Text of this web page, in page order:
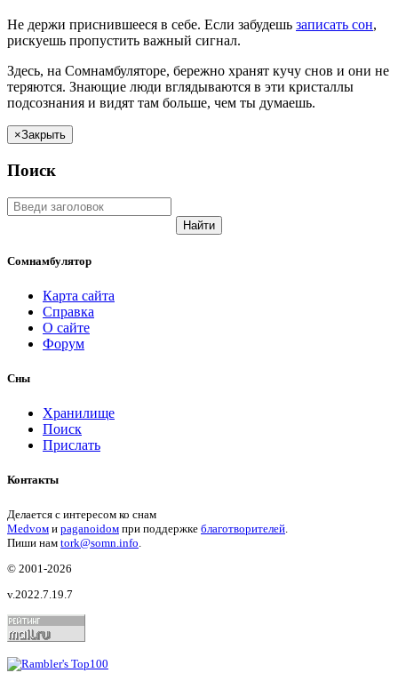
Не держи приснившееся в себе. Если забудешь записать сон,
рискуешь пропустить важный сигнал.
Здесь, на Сомнамбуляторе, бережно хранят кучу снов и они не
теряются. Знающие люди вглядываются в эти кристаллы
подсознания и видят там больше, чем ты думаешь.
×Закрыть
Поиск
Найти
Сомнамбулятор
Карта сайта
Справка
О сайте
Форум
Сны
Хранилище
Поиск
Прислать
Контакты
Делается с интересом ко снам
Medvом и paganoidом при поддержке благотворителей
Пиши нам tork@somn.info
© 2001 -2026
v.2022.7.19.7